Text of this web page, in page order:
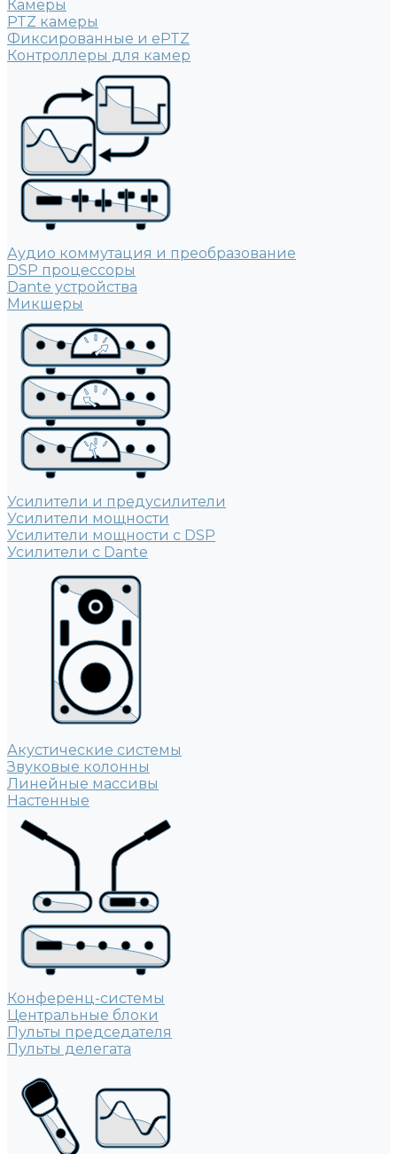
Камеры
PTZ камеры
Фиксированные и ePTZ
Контроллеры для камер
Аудио коммутация и преобразование
DSP процессоры
Dante устройства
Микшеры
Усилители и предусилители
Усилители мощности
Усилители мощности с DSP
Усилители с Dante
Акустические системы
Звуковые колонны
Линейные массивы
Настенные
Конференц-системы
Центральные блоки
Пульты председателя
Пульты делегата